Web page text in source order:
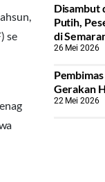
se
Disambut
Putih,
di
26 Mei 2026
Gerakan
22 Mei 2026